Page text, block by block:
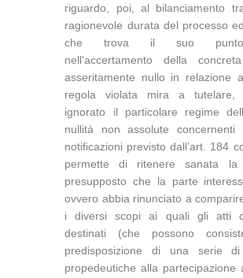
riguardo, poi, al bilanciamento
ragionevole durata del processo
che trova il suo punto
nell’accertamento della
asseritamente nullo in relazione
regola violata mira a tutelare,
ignorato il particolare regime
nullità non assolute concernenti
notificazioni previsto dall’art. 184
permette di ritenere sanata
presupposto che la parte
ovvero abbia rinunciato a
i diversi scopi ai quali gli atti
destinati (che possono
predisposizione di una serie di
propedeutiche alla partecipazione